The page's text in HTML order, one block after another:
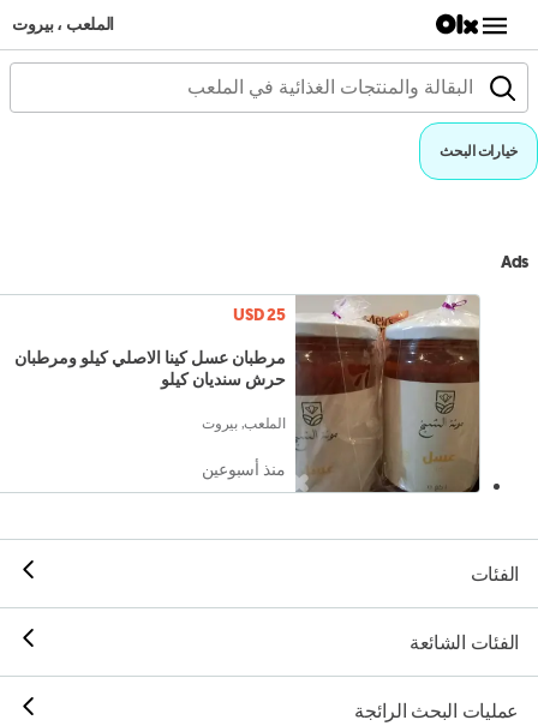
الملعب ، بيروت
خيارات البحث
Ads
USD 25
مرطبان عسل كينا الاصلي كيلو ومرطبان
حرش سنديان كيلو
الملعب, بيروت
منذ أسبوعين
الفئات
الفئات الشائعة
عمليات البحث الرائجة